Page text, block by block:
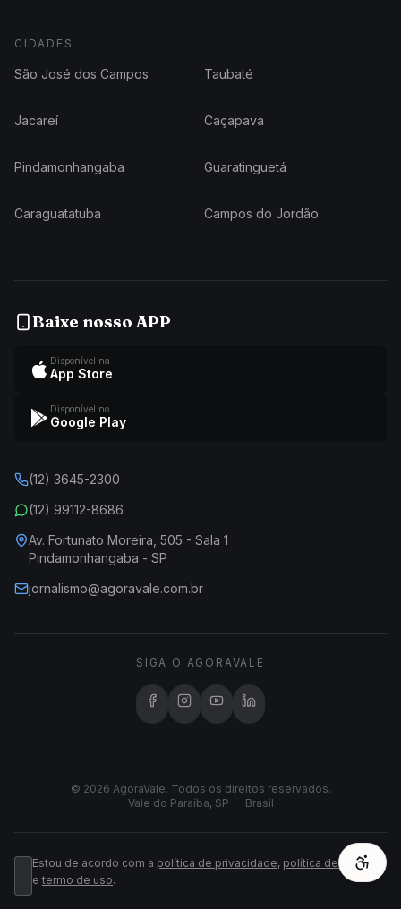
CIDADES
São José dos Campos Taubaté
Jacareí Caçapava
Pindamonhangaba Guaratinguetá
Caraguatatuba Campos do Jordão
Baixe nosso APP
Disponível na
App Store
Disponível no
Google Play
(12) 3645-2300
(12) 99112-8686
Av. Fortunato Moreira, 505 - Sala 1
Pindamonhangaba - SP
jornalismo@agoravale.com.br
SIGA O AGORAVALE
© 2026 AgoraVale. Todos os direitos reservados.
Vale do Paraíba, SP — Brasil
Estou de acordo com a política de privacidade, política de cookies
e termo de uso.